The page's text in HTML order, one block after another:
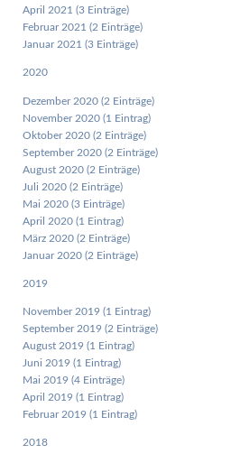
April 2021 (3 Einträge)
Februar 2021 (2 Einträge)
Januar 2021 (3 Einträge)
2020
Dezember 2020 (2 Einträge)
November 2020 (1 Eintrag)
Oktober 2020 (2 Einträge)
September 2020 (2 Einträge)
August 2020 (2 Einträge)
Juli 2020 (2 Einträge)
Mai 2020 (3 Einträge)
April 2020 (1 Eintrag)
März 2020 (2 Einträge)
Januar 2020 (2 Einträge)
2019
November 2019 (1 Eintrag)
September 2019 (2 Einträge)
August 2019 (1 Eintrag)
Juni 2019 (1 Eintrag)
Mai 2019 (4 Einträge)
April 2019 (1 Eintrag)
Februar 2019 (1 Eintrag)
2018